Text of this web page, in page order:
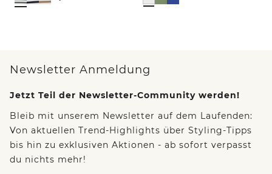
Newsletter Anmeldung
Jetzt Teil der Newsletter-Community werden!
Bleib mit unserem Newsletter auf dem Laufenden:
Von aktuellen Trend-Highlights über Styling-Tipps
bis hin zu exklusiven Aktionen - ab sofort verpasst
du nichts mehr!